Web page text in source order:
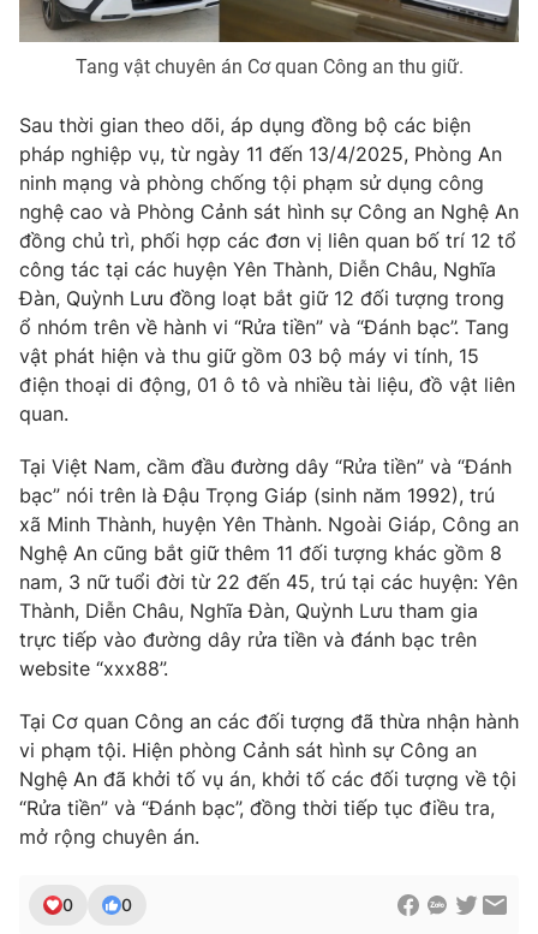
Ðiện thoại Thời báo VTV:024.66 897 897
Email:toasoan@vtv.vn
Liên hệ quảng cáo:024-7300.7108
® Cấm sao chép dưới mọi hình thức nếu không có sự chấp
thông tin từ website này.
Tang vật chuyên án Cơ quan Công an thu giữ.
Sau thời gian theo dõi, áp dụng đồng bộ các biện
pháp nghiệp vụ, từ ngày 11 đến 13/4/2025, Phòng An
ninh mạng và phòng chống tội phạm sử dụng công
nghệ cao và Phòng Cảnh sát hình sự Công an Nghệ An
đồng chủ trì, phối hợp các đơn vị liên quan bố trí 12 tổ
công tác tại các huyện Yên Thành, Diễn Châu, Nghĩa
Đàn, Quỳnh Lưu đồng loạt bắt giữ 12 đối tượng trong
ổ nhóm trên về hành vi “Rửa tiền” và “Đánh bạc”. Tang
vật phát hiện và thu giữ gồm 03 bộ máy vi tính, 15
điện thoại di động, 01 ô tô và nhiều tài liệu, đồ vật liên
quan.
Tại Việt Nam, cầm đầu đường dây “Rửa tiền” và “Đánh
bạc” nói trên là Đậu Trọng Giáp (sinh năm 1992), trú
xã Minh Thành, huyện Yên Thành. Ngoài Giáp, Công an
Nghệ An cũng bắt giữ thêm 11 đối tượng khác gồm 8
nam, 3 nữ tuổi đời từ 22 đến 45, trú tại các huyện: Yên
Thành, Diễn Châu, Nghĩa Đàn, Quỳnh Lưu tham gia
trực tiếp vào đường dây rửa tiền và đánh bạc trên
website “xxx88”.
Tại Cơ quan Công an các đối tượng đã thừa nhận hành
vi phạm tội. Hiện phòng Cảnh sát hình sự Công an
Nghệ An đã khởi tố vụ án, khởi tố các đối tượng về tội
“Rửa tiền” và “Đánh bạc”, đồng thời tiếp tục điều tra,
mở rộng chuyên án.
0 0